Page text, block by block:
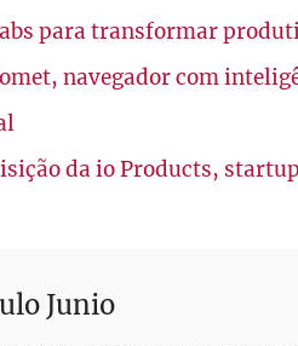
para transformar
navegador com
da io Products,
Junio